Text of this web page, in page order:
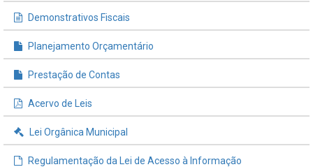
Demonstrativos Fiscais
Planejamento Orçamentário
Prestação de Contas
Acervo de Leis
Lei Orgânica Municipal
Regulamentação da Lei de Acesso à Informação